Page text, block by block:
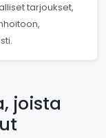
tarjoukset,
joista